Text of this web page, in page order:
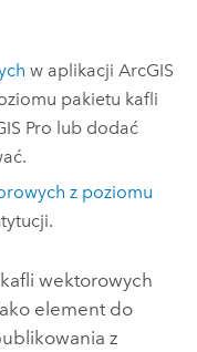
w aplikacjiArcGIS
pakietu kafli
Pro lub dodać
z poziomu
wektorowych
element do
z